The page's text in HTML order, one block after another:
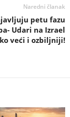
Naredni članak
petu fazu
Udari na Izrael
veći i ozbiljniji!